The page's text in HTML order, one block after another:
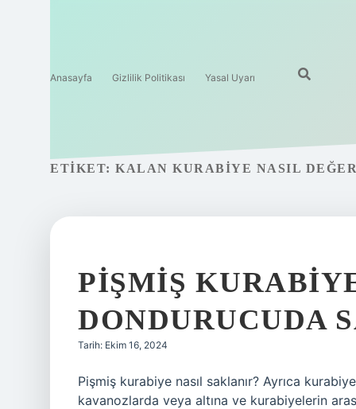
Anasayfa Gizlilik Politikası Yasal Uyarı
ETIKET: KALAN KURABIYE NASIL
PIŞMIŞ
DONDURUCUDA
Tarih: Ekim 16, 2024
Pişmiş kurabiye nasıl saklanır? Ayrıca
kavanozlarda veya altına ve kurabiyelerin